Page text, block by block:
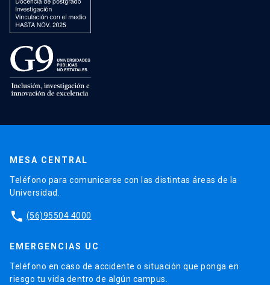
MESA CENTRAL
Teléfono para comunicarse con las distintas áreas de la
Universidad.
phone (56)95504 4000
EMERGENCIAS UC
Teléfono en caso de accidente o situación que ponga en
riesgo tu vida dentro de algún campus.